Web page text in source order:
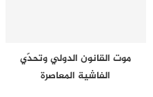
موت القانون الدولي وتحدّي
الفاشية المعاصرة